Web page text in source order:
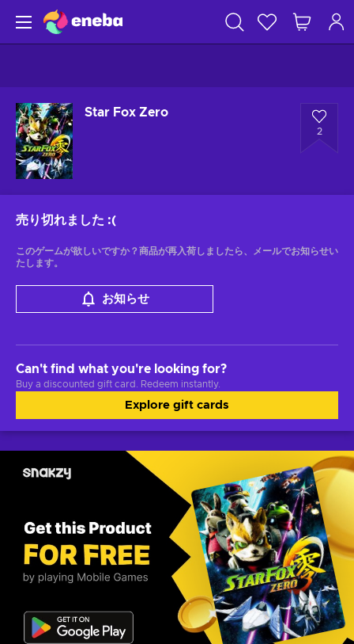
Star Fox Zero
2
売り切れました :(
このゲームが欲しいですか？商品が再入荷しましたら、メールでお知らせい
たします。
お知らせ
Can't find what you're looking for?
Buy a discounted gift card. Redeem instantly.
Explore gift cards